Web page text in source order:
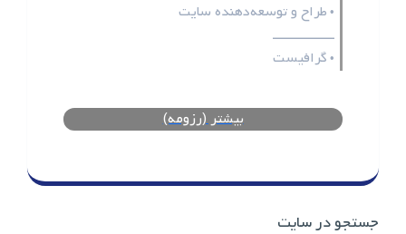
• طراح و توسعه‌دهنده سایت
ـــــــــــــــــ
• گرافیست
بیشتر (رزومه)
جستجو در سایت